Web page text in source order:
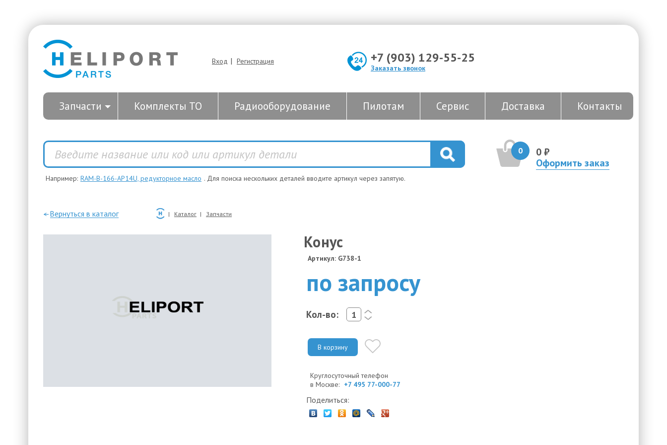
Вход | Регистрация +7 (903) 129-55-25
Заказать звонок
Запчасти Комплекты ТО Радиооборудование Пилотам Сервис Доставка Контакты
0
0 ₽
Оформить заказ
Например: RAM-B-166-AP14U, редукторное масло . Для поиска нескольких деталей вводите артикул через запятую.
—Вернуться в каталог Каталог Запчасти
Конус
Артикул: G738-1
по запросу
Кол-во:
<
>
В корзину
Круглосуточный телефон
в Москве: +7 495 77-000-77
Поделиться: